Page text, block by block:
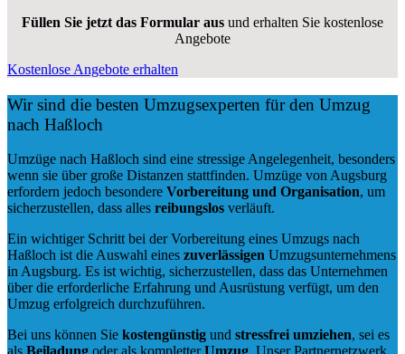
Füllen Sie jetzt das Formular aus und erhalten Sie kostenlose
Angebote
Kostenlose Angebote erhalten
Wir sind die besten Umzugsexperten für den Umzug
nach Haßloch
Umzüge nach Haßloch sind eine stressige Angelegenheit, besonders
wenn sie über große Distanzen stattfinden. Umzüge von Augsburg
erfordern jedoch besondere Vorbereitung und Organisation, um
sicherzustellen, dass alles reibungslos verläuft.
Ein wichtiger Schritt bei der Vorbereitung eines Umzugs nach
Haßloch ist die Auswahl eines zuverlässigen Umzugsunternehmens
in Augsburg. Es ist wichtig, sicherzustellen, dass das Unternehmen
über die erforderliche Erfahrung und Ausrüstung verfügt, um den
Umzug erfolgreich durchzuführen.
Bei uns können Sie kostengünstig und stressfrei umziehen, sei es